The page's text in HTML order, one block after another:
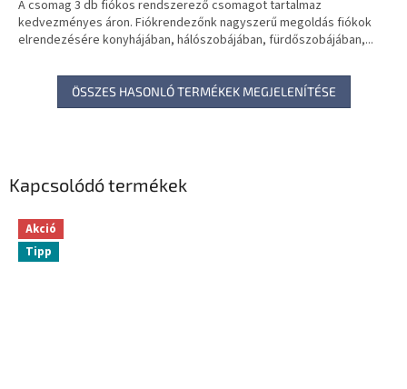
Kapcsolódó termékek
Akció
Tipp
A csomag 3 db fiókos rendszerező csomagot tartalmaz
kedvezményes áron. Fiókrendezőnk nagyszerű megoldás fiókok
elrendezésére konyhájában, hálószobájában, fürdőszobájában,...
ÖSSZES HASONLÓ TERMÉKEK MEGJELENÍTÉSE